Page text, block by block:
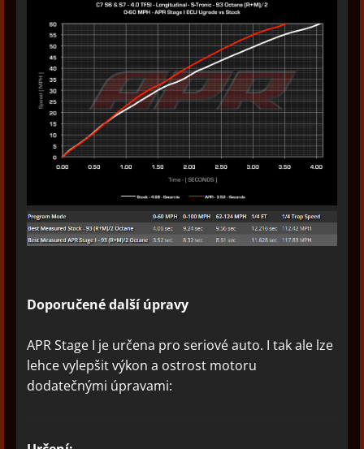
Doporučené další úpravy
APR Stage I je určena pro seriové auto. I tak ale lze
lehce vylepšit výkon a ostrost motoru
dodatečnými úpravami: